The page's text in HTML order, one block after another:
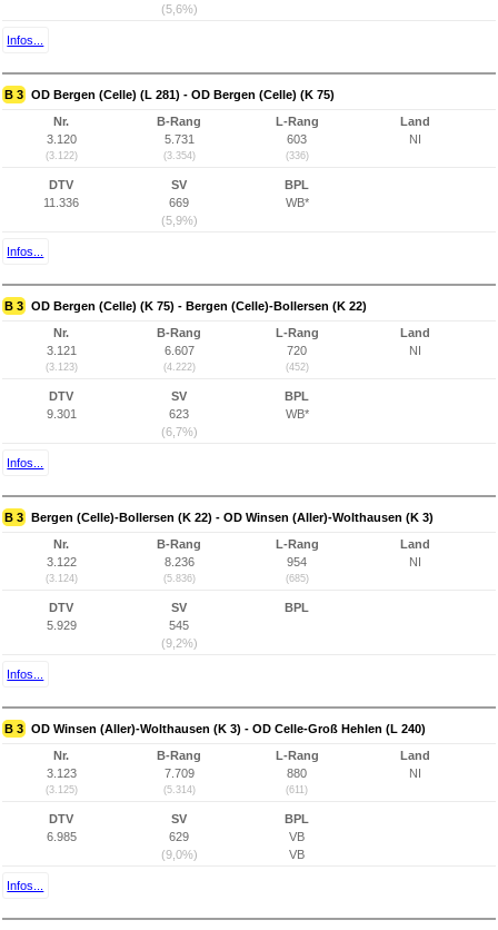
(5,6%)
Infos...
B 3 OD Bergen (Celle) (L 281) - OD Bergen (Celle) (K 75)
Nr.
3.120
(3.122)
B-Rang
5.731
(3.354)
L-Rang
603
(336)
Land
NI
DTV
11.336
SV
669
(5,9%)
BPL
WB*
Infos...
B 3 OD Bergen (Celle) (K 75) - Bergen (Celle)-Bollersen (K 22)
Nr.
3.121
(3.123)
B-Rang
6.607
(4.222)
L-Rang
720
(452)
Land
NI
DTV
9.301
SV
623
(6,7%)
BPL
WB*
Infos...
B 3 Bergen (Celle)-Bollersen (K 22) - OD Winsen (Aller)-Wolthausen (K 3)
Nr.
3.122
(3.124)
B-Rang
8.236
(5.836)
L-Rang
954
(685)
Land
NI
DTV
5.929
SV
545
(9,2%)
BPL
Infos...
B 3 OD Winsen (Aller)-Wolthausen (K 3) - OD Celle-Groß Hehlen (L 240)
Nr.
3.123
(3.125)
B-Rang
7.709
(5.314)
L-Rang
880
(611)
Land
NI
DTV
6.985
SV
629
(9,0%)
BPL
VB
VB
Infos...